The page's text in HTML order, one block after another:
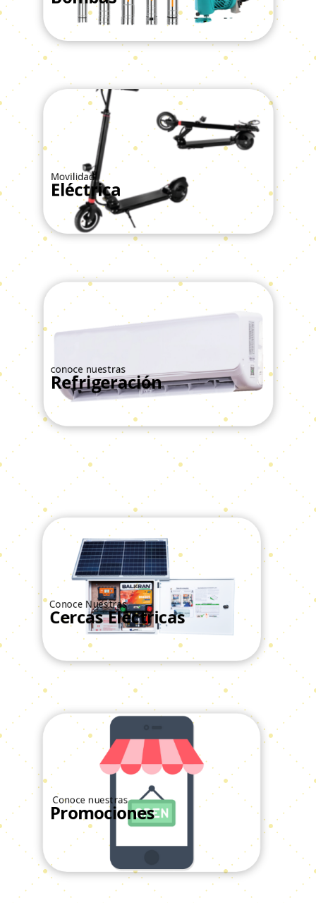
Bombas
Ver Todos
Movilidad
Eléctrica
Ver Todos
conoce nuestras
Refrigeración
Ver Todos
Conoce Nuestras
Cercas Eléctricas
Ver Todos
Conoce nuestras
Promociones
Ver Todos